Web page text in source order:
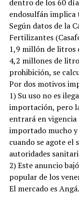
dentro de los 60
endosulfán implica
Según datos de la
Fertilizantes
1,9 millón de litros
4,2 millones de
prohibición, se
Por dos motivos
1) Su uso no es
importación, pero
entrará en
importado mucho
cuando se agote el
autoridades
2) Este anuncio
popular de los
El mercado es Angá.